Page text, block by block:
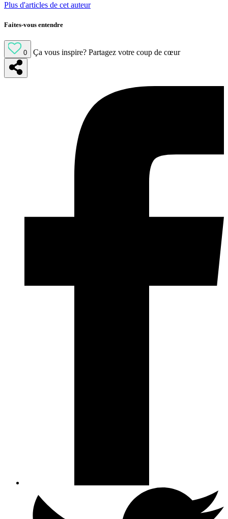
Plus d'articles de cet auteur
Faites-vous entendre
0 Ça vous inspire? Partagez votre coup de cœur